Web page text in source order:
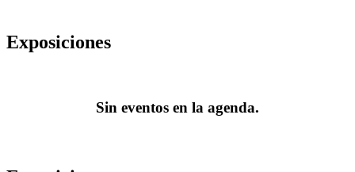
Exposiciones
Sin eventos en la agenda.